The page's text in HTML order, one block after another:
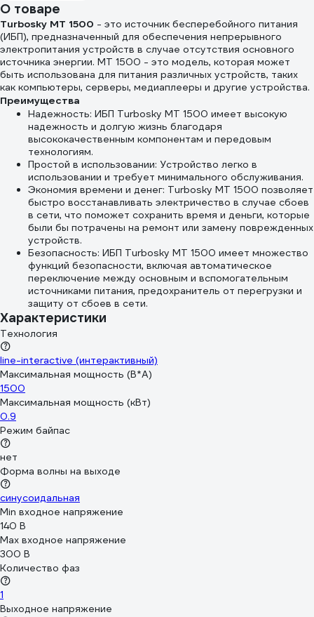
О товаре
Turbosky MT 1500 - это источник бесперебойного питания
(ИБП), предназначенный для обеспечения непрерывного
электропитания устройств в случае отсутствия основного
источника энергии. МТ 1500 - это модель, которая может
быть использована для питания различных устройств, таких
как компьютеры, серверы, медиаплееры и другие устройства.
Преимущества
Надежность: ИБП Turbosky MT 1500 имеет высокую
надежность и долгую жизнь благодаря
высококачественным компонентам и передовым
технологиям.
Простой в использовании: Устройство легко в
использовании и требует минимального обслуживания.
Экономия времени и денег: Turbosky MT 1500 позволяет
быстро восстанавливать электричество в случае сбоев
в сети, что поможет сохранить время и деньги, которые
были бы потрачены на ремонт или замену поврежденных
устройств.
Безопасность: ИБП Turbosky MT 1500 имеет множество
функций безопасности, включая автоматическое
переключение между основным и вспомогательным
источниками питания, предохранитель от перегрузки и
защиту от сбоев в сети.
Характеристики
Технология
line-interactive (интерактивный)
Максимальная мощность (В*А)
1500
Максимальная мощность (кВт)
0.9
Режим байпас
нет
Форма волны на выходе
синусоидальная
Min входное напряжение
140 В
Max входное напряжение
300 В
Количество фаз
1
Выходное напряжение